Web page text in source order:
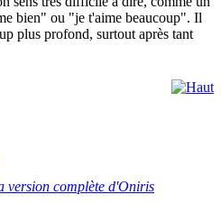
bien" ou "je t'aime beaucoup". Il
plus profond, surtout après tant
version complète d'Oniris